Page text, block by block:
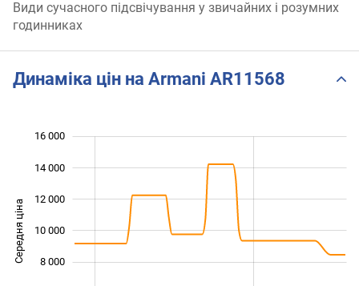
Види сучасного підсвічування у звичайних і розумних
годинниках
Динаміка цін на Armani AR11568
Середня ціна 10 000
8 000
10 000
12 000
14 000
16 000